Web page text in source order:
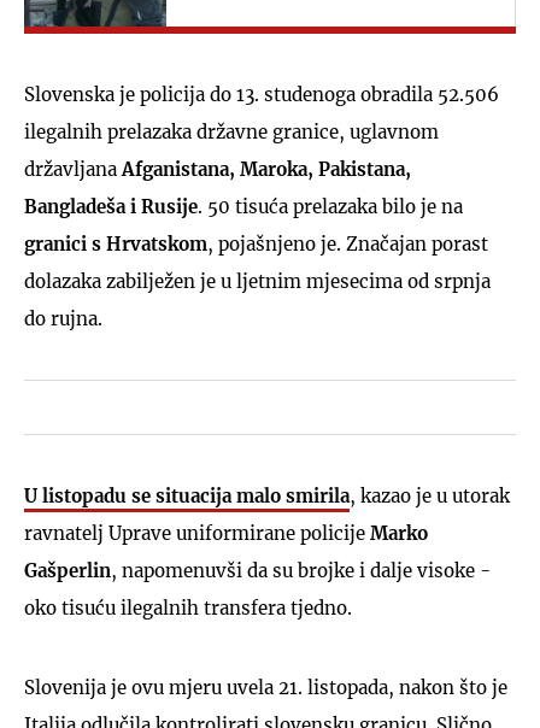
Slovenska je policija do 13. studenoga obradila 52.506
ilegalnih prelazaka državne granice, uglavnom
državljanaAfganistana, Maroka, Pakistana,
Bangladeša i Rusije. 50 tisuća prelazaka bilo je na
granici s Hrvatskom, pojašnjeno je. Značajan porast
dolazaka zabilježen je u ljetnim mjesecima od srpnja
do rujna.
U listopadu se situacija malo smirila, kazao je u utorak
ravnatelj Uprave uniformirane policije Marko
Gašperlin, napomenuvši da su brojke i dalje visoke -
oko tisuću ilegalnih transfera tjedno.
Slovenija je ovu mjeru uvela 21. listopada, nakon što je